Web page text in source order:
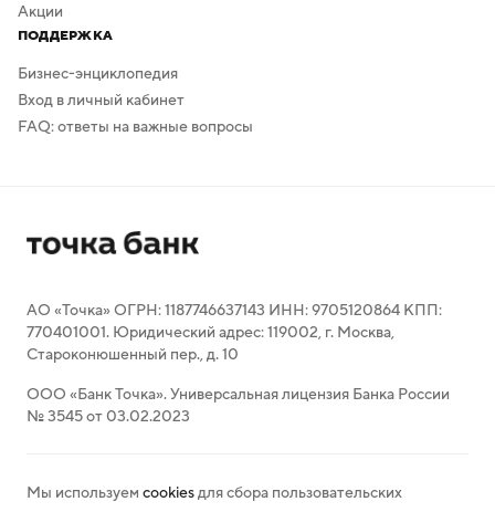
Акции
ПОДДЕРЖКА
Бизнес-энциклопедия
Вход в личный кабинет
FAQ: ответы на важные вопросы
АО «Точка» ОГРН: 1187746637143 ИНН: 9705120864 КПП:
770401001. Юридический адрес: 119002, г. Москва,
Староконюшенный пер., д. 10
ООО «Банк Точка». Универсальная лицензия Банка России
№ 3545 от 03.02.2023
Мы используем cookiesдля сбора пользовательских